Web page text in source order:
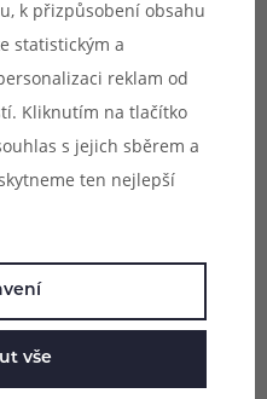
nabídne obrovský objem
k přizpůsobení obsahu
statistickým a
reklam od
Kliknutím na tlačítko
s jejich sběrem a
ten nejlepší
vše